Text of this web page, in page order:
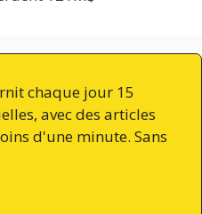
chaque jour 15
avec des articles
d'une minute. Sans